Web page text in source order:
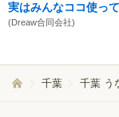
実はみんなココ使って
(Dreaw合同会社)
千葉 千葉 う